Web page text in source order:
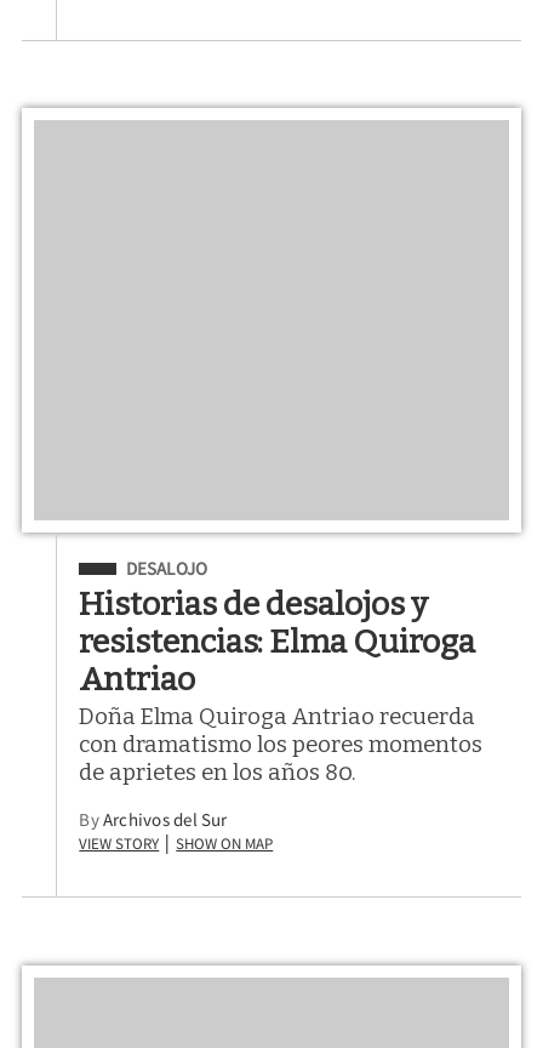
Filed Under
DESALOJO
Historias de desalojos y
resistencias: Elma Quiroga
Antriao
Doña Elma Quiroga Antriao recuerda
con dramatismo los peores momentos
de aprietes en los años 80.
ByArchivos del Sur
View Story | Show on Map